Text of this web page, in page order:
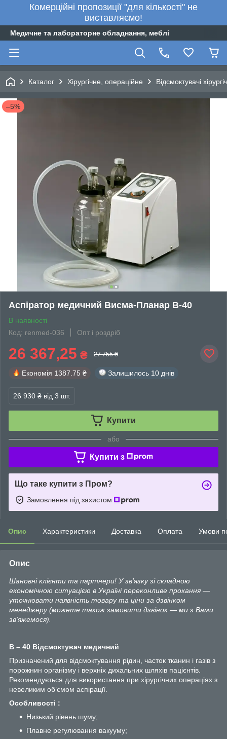
Комерційні пропозиції "для кількості" не
виставляємо!
Медичне та лабораторне обладнання, меблі
Каталог Хірургічне, операційне Відсмоктувачі
–5%
Аспіратор медичний Висма-Планар В-40
В наявності
Код: renmed-036
Опт і роздріб
26 367,25 ₴ 27 755 ₴
Економія 1387.75 ₴ Залишилось 10 днів
26 930 ₴ від 3 шт.
Купити
або
Купити з
Що таке купити з Пром?
Замовлення під захистом
Опис Характеристики Доставка Оплата Умови
Опис
Шановні клієнти та партнери! У зв'язку зі складною
економічною ситуацією в Україні переконливе прохання —
уточнювати наявність товару та ціни за дзвінком
менеджеру (можете також замовити дзвінок — ми з Вами
зв'яжемося).
В – 40 Відсмоктувач медичний
Призначений для відсмоктування рідин, часток тканин і газів з
порожнин організму і верхніх дихальних шляхів пацієнтів.
Рекомендується для використання при хірургічних операціях з
невеликим об’ємом аспірації.
Особливості :
Низький рівень шуму;
Плавне регулювання вакууму;